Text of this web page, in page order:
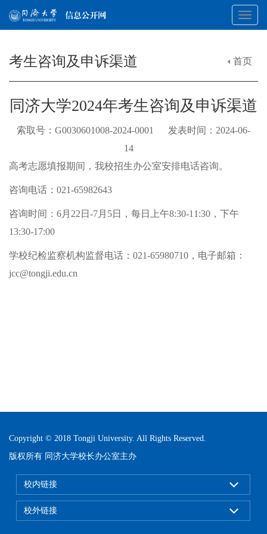
考生咨询及申诉渠道 首页
同济大学2024年考生咨询及申诉渠道
索取号：G0030601008-2024-0001 发表时间：2024-06-
14
高考志愿填报期间，我校招生办公室安排电话咨询。
咨询电话：021-65982643
咨询时间：6月22日-7月5日，每日上午8:30-11:30，下午
13:30-17:00
学校纪检监察机构监督电话：021-65980710，电子邮箱：
jcc@tongji.edu.cn
Copyright © 2018 Tongji University. All Rights Reserved.
版权所有 同济大学校长办公室主办